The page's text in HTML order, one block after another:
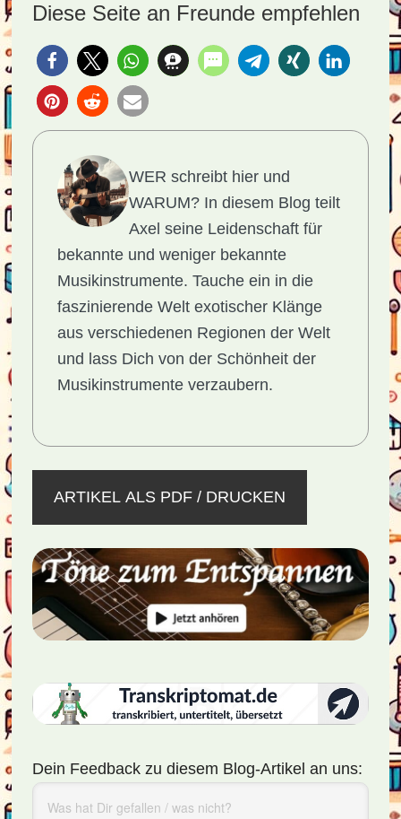
Diese Seite an Freunde empfehlen
WER schreibt hier und
WARUM?In diesem Blog teilt
Axel seine Leidenschaft für
bekannte und weniger bekannte
Musikinstrumente. Tauche ein in die
faszinierende Welt exotischer Klänge
aus verschiedenen Regionen der Welt
und lass Dich von der Schönheit der
Musikinstrumente verzaubern.
ARTIKEL ALS PDF / DRUCKEN
Dein Feedback zu diesem Blog-Artikel an uns: